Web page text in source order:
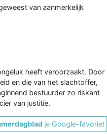
van aanmerkelijk
heeft veroorzaakt. Door
en die van het slachtoffer,
bestuurder zo riskant
van justitie.
je Google-favoriet